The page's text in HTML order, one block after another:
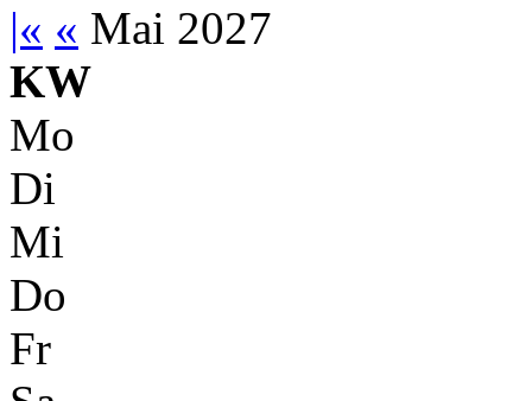
|« « Mai 2027
KW
Mo
Di
Mi
Do
Fr